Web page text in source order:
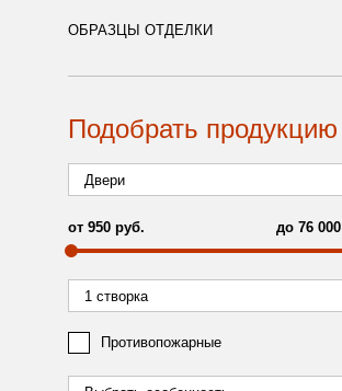
ОБРАЗЦЫ ОТДЕЛКИ
Подобрать продукцию
от 950 руб. до 76 000
Противопожарные